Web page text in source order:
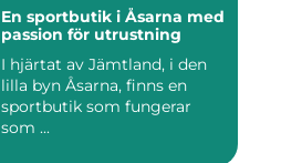
En sportbutik i Åsarna med
passion för utrustning
I hjärtat av Jämtland, i den
lilla byn Åsarna, finns en
sportbutik som fungerar
som ...